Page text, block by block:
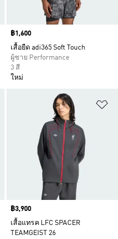
Price
฿1,600
เสื้อยืด adi365 Soft Touch
ผู้ชาย Performance
3 สี
ใหม่
เพิ่มไปยังรายการสินค้าโปรด
Price
฿3,900
เสื้อแทรค LFC SPACER
TEAMGEIST 26